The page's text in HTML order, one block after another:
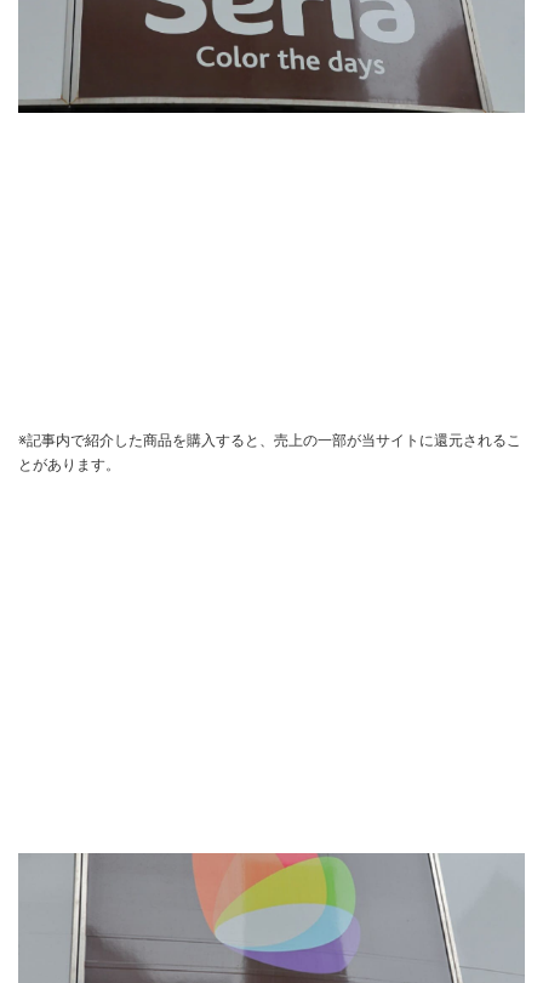
※記事内で紹介した商品を購入すると、売上の一部が当サイトに還元されるこ
とがあります。